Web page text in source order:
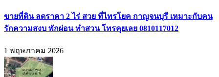
ขายที่ดิน ลดราคา 2 ไร่ สวย ที่ไทรโยค กาญจนบุรี เหมาะกับคน
รักความสงบ พักผ่อน ทำสวน โทรคุยเลย 0810117012
1 พฤษภาคม 2026